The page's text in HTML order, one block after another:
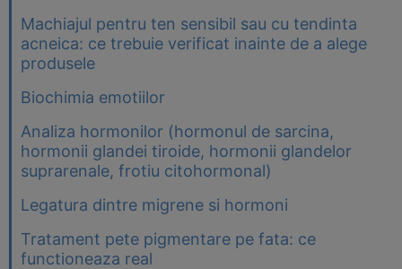
Machiajul pentru ten sensibil sau cu tendinta
acneica: ce trebuie verificat inainte de a alege
produsele
Biochimia emotiilor
Analiza hormonilor (hormonul de sarcina,
hormonii glandei tiroide, hormonii glandelor
suprarenale, frotiu citohormonal)
Legatura dintre migrene si hormoni
Tratament pete pigmentare pe fata: ce
functioneaza real